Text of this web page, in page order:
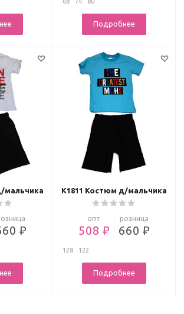
Подробнее
мальчика
₽
К1811 Костюм д/мальчика
опт
508 ₽
розница
660 ₽
128 122
Подробнее